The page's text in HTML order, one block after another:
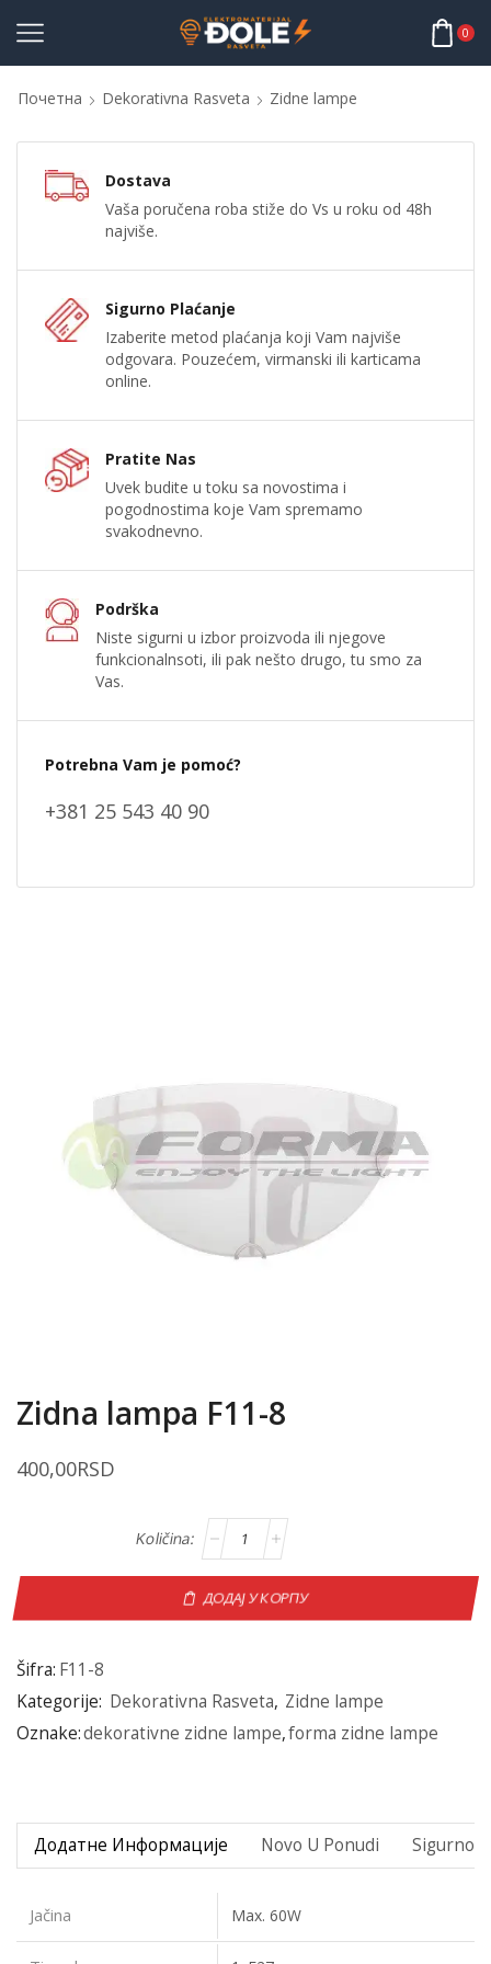
0
Почетна Dekorativna Rasveta Zidne lampe
Dostava
Vaša poručena roba stiže do Vs u roku od 48h
najviše.
Sigurno Plaćanje
Izaberite metod plaćanja koji Vam najviše
odgovara. Pouzećem, virmanski ili karticama
online.
Pratite Nas
Uvek budite u toku sa novostima i
pogodnostima koje Vam spremamo
svakodnevno.
Podrška
Niste sigurni u izbor proizvoda ili njegove
funkcionalnsoti, ili pak nešto drugo, tu smo za
Vas.
Potrebna Vam je pomoć?
+381 25 543 40 90
Zidna lampa F11-8
400,00RSD
ДОДАЈ У КОРПУ
Šifra: F11-8
Kategorije: Dekorativna Rasveta, Zidne lampe
Oznake:dekorativne zidne lampe,forma zidne lampe
Додатне Информације Novo U Ponudi Sigurno
Jačina Max. 60W